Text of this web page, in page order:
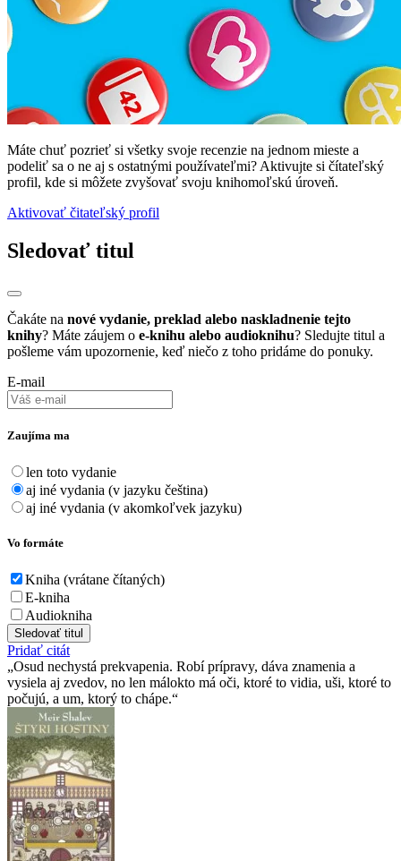
Máte chuť pozrieť si všetky svoje recenzie na jednom mieste a
podeliť sa o ne aj s ostatnými používateľmi? Aktivujte si čítateľský
profil, kde si môžete zvyšovať svoju knihomoľskú úroveň.
Aktivovať čitateľský profil
Sledovať titul
Čakáte na nové vydanie, preklad alebo naskladnenie tejto
knihy? Máte záujem o e-knihu alebo audioknihu? Sledujte titul a
pošleme vám upozornenie, keď niečo z toho pridáme do ponuky.
E-mail
Zaujíma ma
len toto vydanie
aj iné vydania (v jazyku čeština)
aj iné vydania (v akomkoľvek jazyku)
Vo formáte
Kniha (vrátane čítaných)
E-kniha
Audiokniha
Sledovať titul
Pridať citát
Osud nechystá prekvapenia. Robí prípravy, dáva znamenia a
vysiela aj zvedov, no len málokto má oči, ktoré to vidia, uši, ktoré to
počujú, a um, ktorý to chápe.